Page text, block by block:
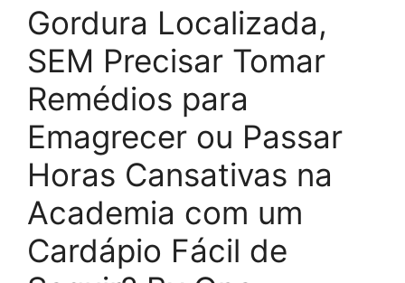
Gordura Localizada,
SEM Precisar Tomar
Remédios para
Emagrecer ou Passar
Horas Cansativas na
Academia com um
Cardápio Fácil de